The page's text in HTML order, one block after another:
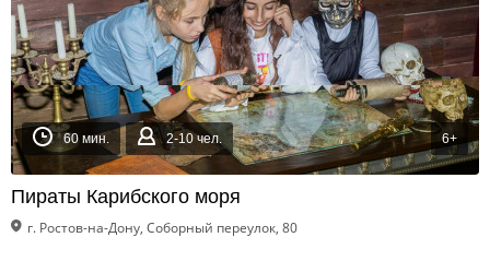
60 мин. 2-10 чел. 6+
Пираты Карибского моря
г. Ростов-на-Дону, Соборный переулок, 80